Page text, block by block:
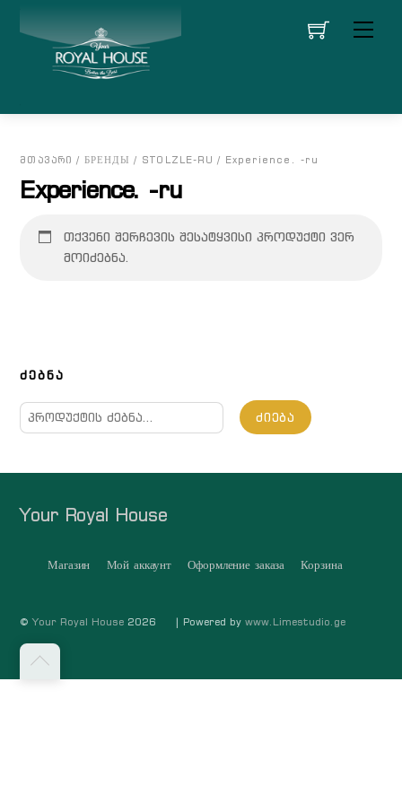
ᲛᲗᲐᲕᲐᲠᲘ / БРЕНДЫ / STOLZLE-RU / Experience. -ru
Experience. -ru
თქვენი შერჩევის შესატყვისი პროდუქტი ვერ
მოიძებნა.
ᲫᲔᲑᲜᲐ
ძებნა:
ᲫᲘᲔᲑᲐ
Your Royal House
Магазин Мой аккаунт Оформление заказа Корзина
თავში
©Your Royal House 2026 | Powered by www.Limestudio.ge